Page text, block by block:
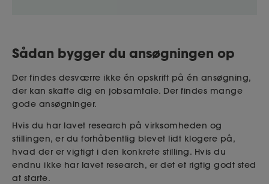
Sådan bygger du ansøgningen op
Der findes desværre ikke én opskrift på én ansøgning,
der kan skaffe dig en jobsamtale. Der findes mange
gode ansøgninger.
Hvis du har lavet research på virksomheden og
stillingen, er du forhåbentlig blevet lidt klogere på,
hvad der er vigtigt i den konkrete stilling. Hvis du
endnu ikke har lavet research, er det et rigtig godt sted
at starte.